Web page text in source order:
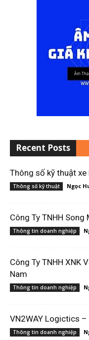
Recent Posts
Thông số kỹ thuật
Thông số kỹ thuật Ngọc
Công Ty TNHH Song
Thông tin doanh nghiệp
Công Ty TNHH XNK
Nam
Thông tin doanh nghiệp
VN2WAY Logictics –
Thông tin doanh nghiệp